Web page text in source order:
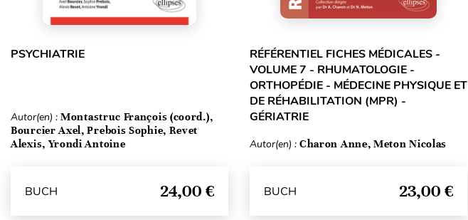
PSYCHIATRIE
Autor(en) : Montastruc François (coord.),
Bourcier Axel, Prebois Sophie, Revet
Alexis, Yrondi Antoine
BUCH 24,00 €
RÉFÉRENTIEL FICHES MÉDICALES -
VOLUME 7 - RHUMATOLOGIE -
ORTHOPÉDIE - MÉDECINE PHYSIQUE ET
DE RÉHABILITATION (MPR) -
GÉRIATRIE
Autor(en) : Charon Anne, Meton Nicolas
BUCH 23,00 €